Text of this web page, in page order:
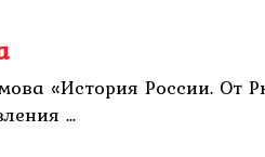
«История России. От
...